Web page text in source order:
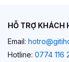
HỖ TRỢ KHÁCH
Email:
Hotline: 0774 116